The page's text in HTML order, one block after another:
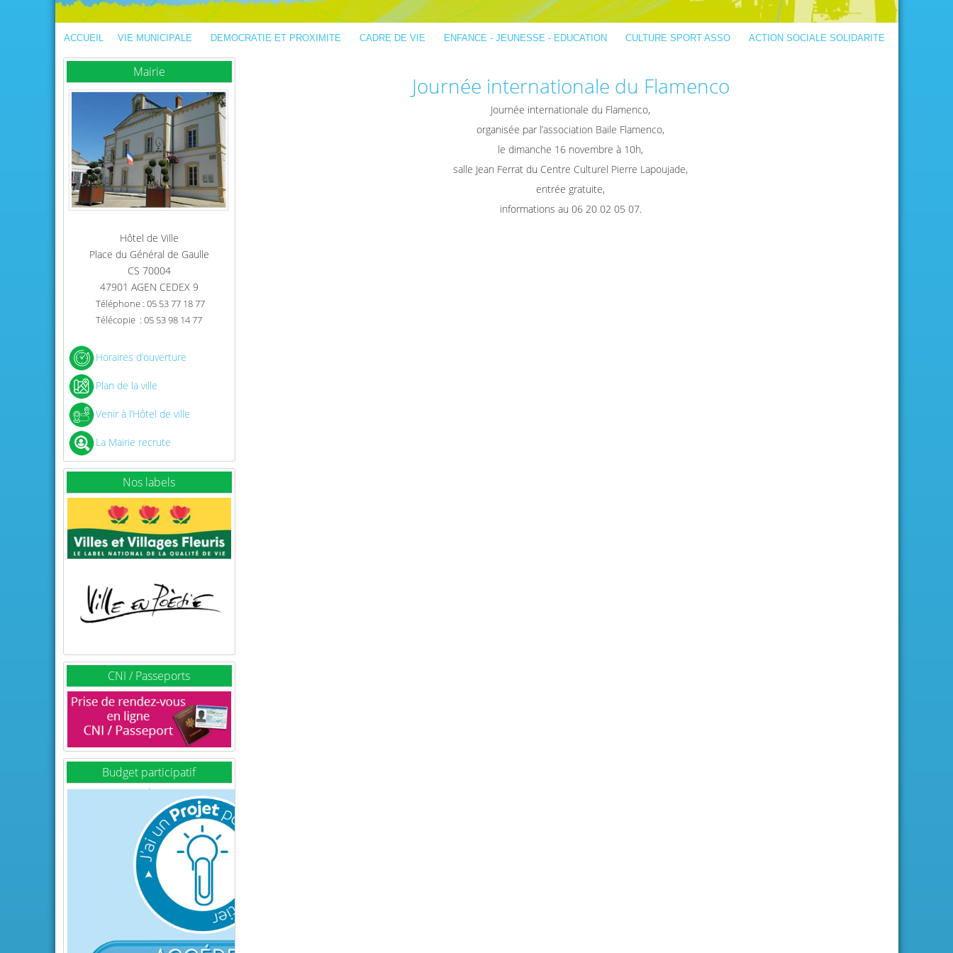
ACCUEIL VIE MUNICIPALE DEMOCRATIE ET PROXIMITE CADRE DE VIE ENFANCE - JEUNESSE - EDUCATION CULTURE SPORT ASSO ACTION SOCIALE SOLIDARITE
Mairie
Hôtel de Ville
Place du Général de Gaulle
CS 70004
47901 AGEN CEDEX 9
Téléphone : 05 53 77 18 77
Télécopie : 05 53 98 14 77
Horaires d’ouverture
Plan de la ville
Venir à l’Hôtel de ville
La Mairie recrute
Nos labels
CNI / Passeports
Budget participatif
Journée internationale du Flamenco
Journée internationale du Flamenco,
organisée par l’association Baile Flamenco,
le dimanche 16 novembre à 10h,
salle Jean Ferrat du Centre Culturel Pierre Lapoujade,
entrée gratuite,
informations au 06 20 02 05 07.